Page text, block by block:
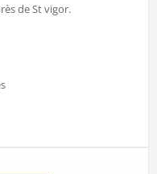
de St vigor.